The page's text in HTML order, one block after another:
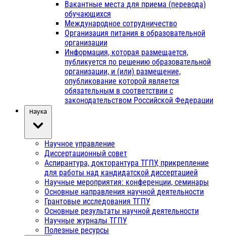
Вакантные места для приема (перевода)
обучающихся
Международное сотрудничество
Организация питания в образовательной
организации
Информация, которая размещается,
публикуется по решению образовательной
организации, и (или) размещение,
опубликование которой является
обязательным в соответствии с
законодательством Российской Федерации
Наука
Научное управление
Диссертационный совет
Аспирантура, докторантура ТГПУ, прикрепление
для работы над кандидатской диссертацией
Научные мероприятия: конференции, семинары
Основные направления научной деятельности
Грантовые исследования ТГПУ
Основные результаты научной деятельности
Научные журналы ТГПУ
Полезные ресурсы